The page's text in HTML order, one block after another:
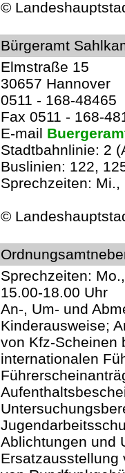
©
Bürgeramt
Elmstraße 15
30657 Hannover
0511 - 168-48465
Fax 0511 - 168-
E-mail
Stadtbahnlinie: 2
Buslinien: 122,
Sprechzeiten: Mi.,
©
Sprechzeiten:
15.00-18.00 Uhr
An-, Um- und
Kinderausweise;
von Kfz-Scheinen
internationalen
Ablichtungen und
Ersatzausstellung